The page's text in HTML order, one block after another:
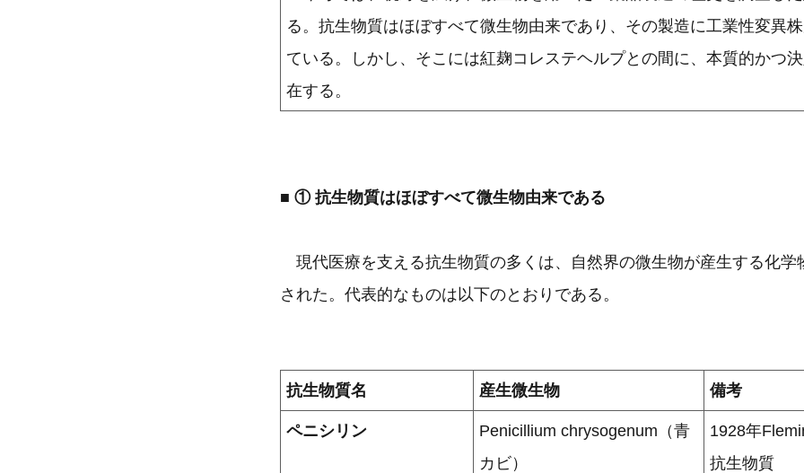
る。抗生物質はほぼすべて微生物由来であり、その製造に工業性変異
ている。しかし、そこには紅麹コレステヘルプとの間に、本質的かつ
在する。
■ ① 抗生物質はほぼすべて微生物由来である
現代医療を支える抗生物質の多くは、自然界の微生物が産生する化学
された。代表的なものは以下のとおりである。
抗生物質名 産生微生物 備考
ペニシリン
Penicillium chrysogenum（青
カビ）
1928年
抗生物質